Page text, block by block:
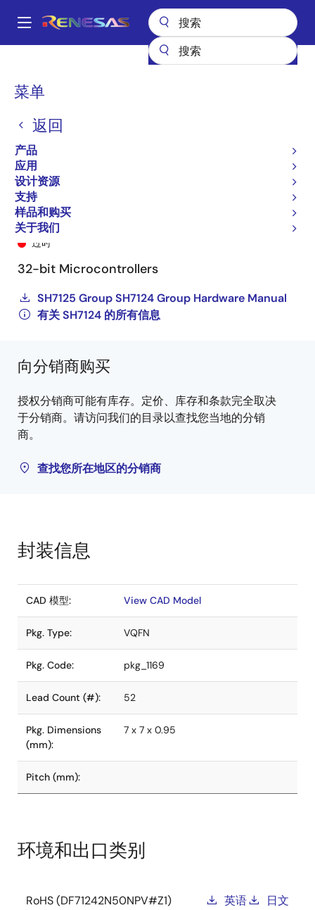
到
Main
菜单
返回
产品
应用
设计资源
支持
样品和购买
关于我们
面
屑
DF71242N50NPV#Z1
DF71242N50NPV#Z1
过时
32-bit Microcontrollers
SH7125 Group SH7124 Group Hardware Manual
有关 SH7124 的所有信息
向分销商购买
授权分销商可能有库存。定价、库存和条款完全取决
于分销商。请访问我们的目录以查找您当地的分销
商。
查找您所在地区的分销商
封装信息
CAD 模型: View CAD Model
Pkg. Type: VQFN
Pkg. Code: pkg_1169
Lead Count (#): 52
Pkg. Dimensions
(mm):
7 x 7 x 0.95
Pitch (mm):
环境和出口类别
RoHS (DF71242N50NPV#Z1) 英语 日文